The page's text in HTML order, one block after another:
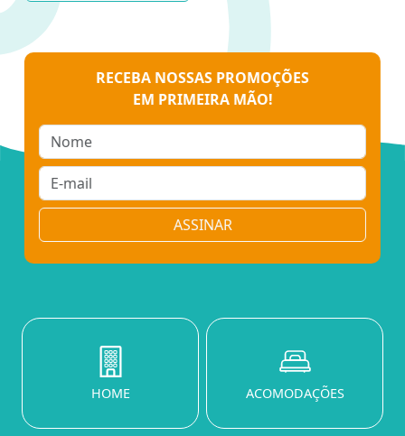
RECEBA NOSSAS PROMOÇÕES
EM PRIMEIRA MÃO!
ASSINAR
HOME ACOMODAÇÕES